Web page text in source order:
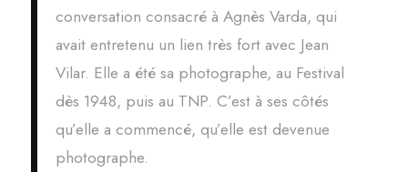
conversation consacré à Agnès Varda, qui
avait entretenu un lien très fort avec Jean
Vilar. Elle a été sa photographe, au Festival
dès 1948, puis au TNP. C’est à ses côtés
qu’elle a commencé, qu’elle est devenue
photographe.